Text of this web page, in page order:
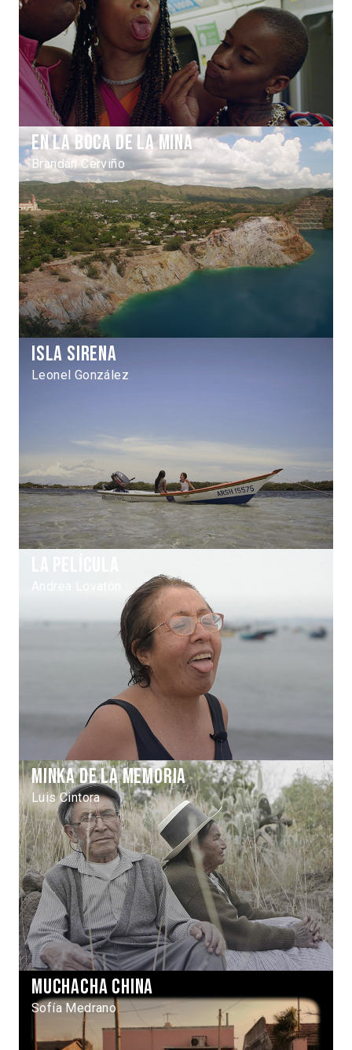
En la boca de la mina
Brandán Cerviño
Isla Sirena
Leonel González
Minka de la memoria
Luis Cintora
Muchacha China
Sofía Medrano